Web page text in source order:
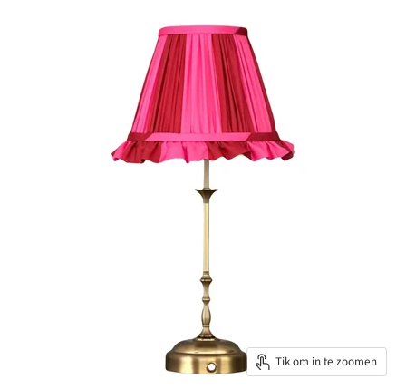
Tik om in te zoomen